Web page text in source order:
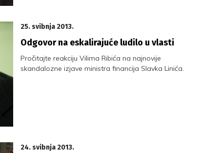
25. svibnja 2013.
Odgovor na eskalirajuće ludilo u vlasti
Pročitajte reakciju Vilima Ribića na najnovije
skandalozne izjave ministra financija Slavka Linića.
24. svibnja 2013.